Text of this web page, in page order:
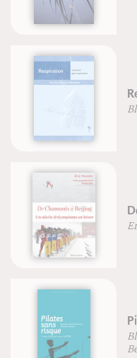
Respiration
Blandine Calais-Germain
De Chamonix à Beijing
Eric Monnin
Pilates sans risque
Blandine Calais-Germain
Bertrand Raison